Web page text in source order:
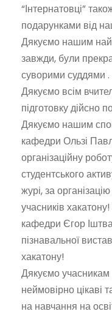
“Інтернатовці”
подарунками від
Дякуємо нашим
завжди, були
суворими суддями .
Дякуємо всім
підготовку дійсно
Дякуємо нашим
кафедри Ользі
організаційну
студентського
журі, за
учасників
кафедри Єгор
пізнавальної
хакатону!
Дякуємо
неймовірно цікаві
на навчання на